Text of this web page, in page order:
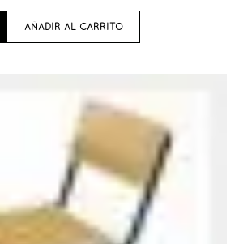
AÑADIR AL CARRITO